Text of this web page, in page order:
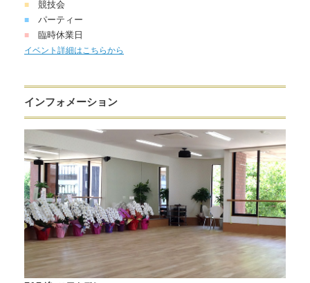
■ 競技会
■ パーティー
■ 臨時休業日
イベント詳細はこちらから
インフォメーション